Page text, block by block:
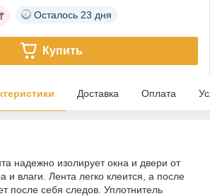
Осталось 23 дня
Купить
Доставка Оплата
надежно изолирует окна и двери от
и влаги. Лента легко клеится, а после
после себя следов. Уплотнитель